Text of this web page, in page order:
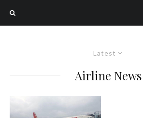
Latest
Airline News